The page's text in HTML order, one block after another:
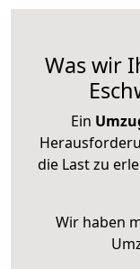
Was wir
Ein
die Last zu
Wir haben